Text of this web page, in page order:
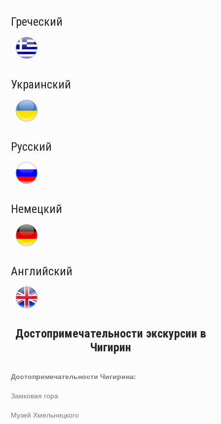
Греческий
Украинский
Русский
Немецкий
Английский
Достопримечательности экскурсии в
Чигирин
Достопримечательности Чигирина:
Замковая гора
Музей Хмельницкого